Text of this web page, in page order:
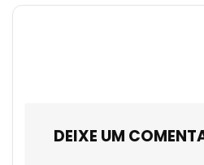
DEIXE UM